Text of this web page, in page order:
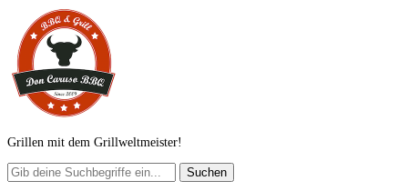
Grillen mit dem Grillweltmeister!